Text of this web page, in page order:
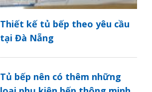
Thiết kế tủ bếp theo yêu cầu
tại Đà Nẵng
Tủ bếp nên có thêm những